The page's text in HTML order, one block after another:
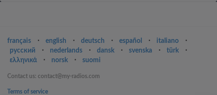
français ⋅ english ⋅ deutsch ⋅ español ⋅ italiano
⋅
русский
⋅ nederlands ⋅ dansk ⋅ svenska ⋅ türk
⋅
ελληνικά
⋅ norsk ⋅ suomi
Contact us: contact@my-radios.com
Terms of service